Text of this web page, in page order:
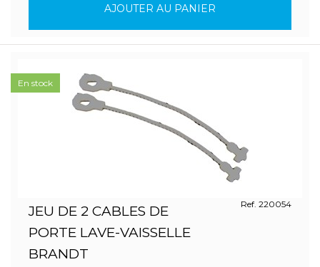
AJOUTER AU PANIER
JEU DE 2 CABLES DE
PORTE LAVE-VAISSELLE
BRANDT
Ref. 220054
En stock